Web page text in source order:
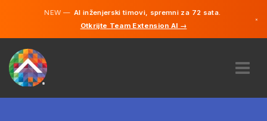
NEW —AI inženjerski timovi, spremni za 72 sata.
Otkrijte Team Extension AI →
×